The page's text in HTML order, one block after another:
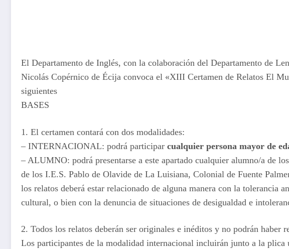
El Departamento de Inglés, con la colaboración del Departamento de
Nicolás Copérnico de Écija convoca el «XIII Certamen de Relatos El
siguientes
BASES
1. El certamen contará con dos modalidades:
– INTERNACIONAL: podrá participar cualquier persona mayor de
– ALUMNO: podrá presentarse a este apartado cualquier alumno/a de
de los I.E.S. Pablo de Olavide de La Luisiana, Colonial de Fuente
los relatos deberá estar relacionado de alguna manera con la tolerancia
cultural, o bien con la denuncia de situaciones de desigualdad e
2. Todos los relatos deberán ser originales e inéditos y no podrán haber
Los participantes de la modalidad internacional incluirán junto a la plica